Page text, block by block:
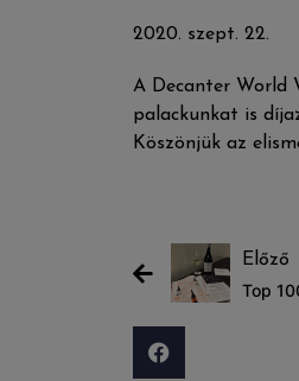
2020. szept. 22.
A Decanter World
palackunkat is
Köszönjük az
Előző
Top